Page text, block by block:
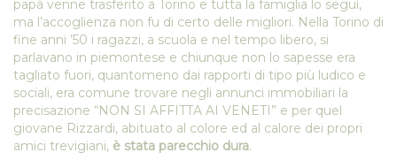
papà venne trasferito a Torino e tutta la famiglia lo seguì,
ma l’accoglienza non fu di certo delle migliori. Nella Torino di
fine anni ’50 i ragazzi, a scuola e nel tempo libero, si
parlavano in piemontese e chiunque non lo sapesse era
tagliato fuori, quantomeno dai rapporti di tipo più ludico e
sociali, era comune trovare negli annunci immobiliari la
precisazione “NON SI AFFITTA AI VENETI” e per quel
giovane Rizzardi, abituato al colore ed al calore dei propri
amici trevigiani, è stata parecchio dura.